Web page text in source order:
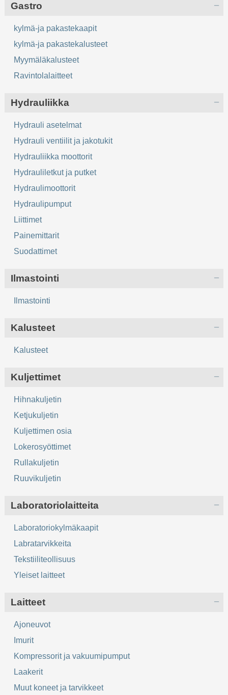
Gastro
kylmä-ja pakastekaapit
kylmä-ja pakastekalusteet
Myymäläkalusteet
Ravintolalaitteet
Hydrauliikka
Hydrauli asetelmat
Hydrauli ventiilit ja jakotukit
Hydrauliikka moottorit
Hydrauliletkut ja putket
Hydraulimoottorit
Hydraulipumput
Liittimet
Painemittarit
Suodattimet
Ilmastointi
Ilmastointi
Kalusteet
Kalusteet
Kuljettimet
Hihnakuljetin
Ketjukuljetin
Kuljettimen osia
Lokerosyöttimet
Rullakuljetin
Ruuvikuljetin
Laboratoriolaitteita
Laboratoriokylmäkaapit
Labratarvikkeita
Tekstiiliteollisuus
Yleiset laitteet
Laitteet
Ajoneuvot
Imurit
Kompressorit ja vakuumipumput
Laakerit
Muut koneet ja tarvikkeet